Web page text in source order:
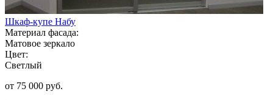
Шкаф-купе Набу
Материал фасада:
Матовое зеркало
Цвет:
Светлый
от 75 000 руб.